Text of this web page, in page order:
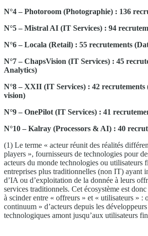
N°4 – Photoroom (Photographie) : 136
N°5 – Mistral AI (IT Services) : 94
N°6 – Locala (Retail) : 55 recrutements
N°7 – ChapsVision (IT Services) : 45
Analytics)
N°8 – XXII (IT Services) : 42
vision)
N°9 – OnePilot (IT Services) : 41
N°10 – Kalray (Processors & AI) : 40
(1) Le terme « acteur réunit des réalités
players », fournisseurs de technologies pour
acteurs du monde technologies ou utilisateurs
entreprises plus traditionnelles (non IT) ayant
d’IA ou d’exploitation de la donnée à leurs
services traditionnels. Cet écosystème est
à scinder entre « offreurs » et « utilisateurs » :
continuum » d’acteurs depuis les
technologiques amont jusqu’aux utilisateurs